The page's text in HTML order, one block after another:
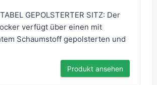
GEPOLSTERTER SITZ: Der
verfügt über einen mit
Schaumstoff gepolsterten und
Produkt ansehen